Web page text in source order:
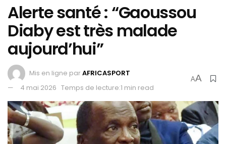
Alerte santé : “Gaoussou
Diaby est très malade
aujourd’hui”
Mis en ligne parAFRICASPORT
4 mai 2026 Temps de lecture:1 min read
AA